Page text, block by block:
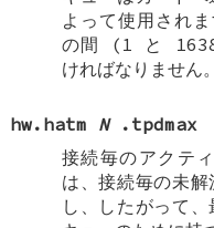
よって使用され
の間 (1 と
ければなりません。
hw.hatm N
.tpdmax
接続毎のアクテ
は、接続毎の未
し、したがって